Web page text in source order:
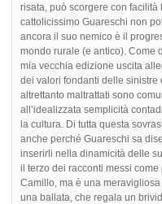
risata, può scorgere con facilità
cattolicissimo Guareschi non
ancora il suo nemico è il
mondo rurale (e antico). Come
mia vecchia edizione uscita
dei valori fondanti delle
altrettanto maltrattati sono
all’idealizzata semplicità
la cultura. Di tutta questa
anche perché Guareschi sa
inserirli nella dinamicità delle
il terzo dei racconti messi
Camillo, ma è una
una ballata, che regala un